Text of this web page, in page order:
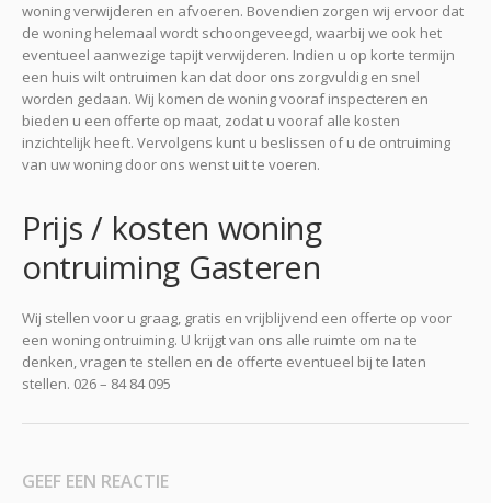
woning verwijderen en afvoeren. Bovendien zorgen wij ervoor dat
de woning helemaal wordt schoongeveegd, waarbij we ook het
eventueel aanwezige tapijt verwijderen. Indien u op korte termijn
een huis wilt ontruimen kan dat door ons zorgvuldig en snel
worden gedaan. Wij komen de woning vooraf inspecteren en
bieden u een offerte op maat, zodat u vooraf alle kosten
inzichtelijk heeft. Vervolgens kunt u beslissen of u de ontruiming
van uw woning door ons wenst uit te voeren.
Prijs / kosten woning
ontruiming Gasteren
Wij stellen voor u graag, gratis en vrijblijvend een offerte op voor
een woning ontruiming. U krijgt van ons alle ruimte om na te
denken, vragen te stellen en de offerte eventueel bij te laten
stellen. 026 – 84 84 095
GEEF EEN REACTIE